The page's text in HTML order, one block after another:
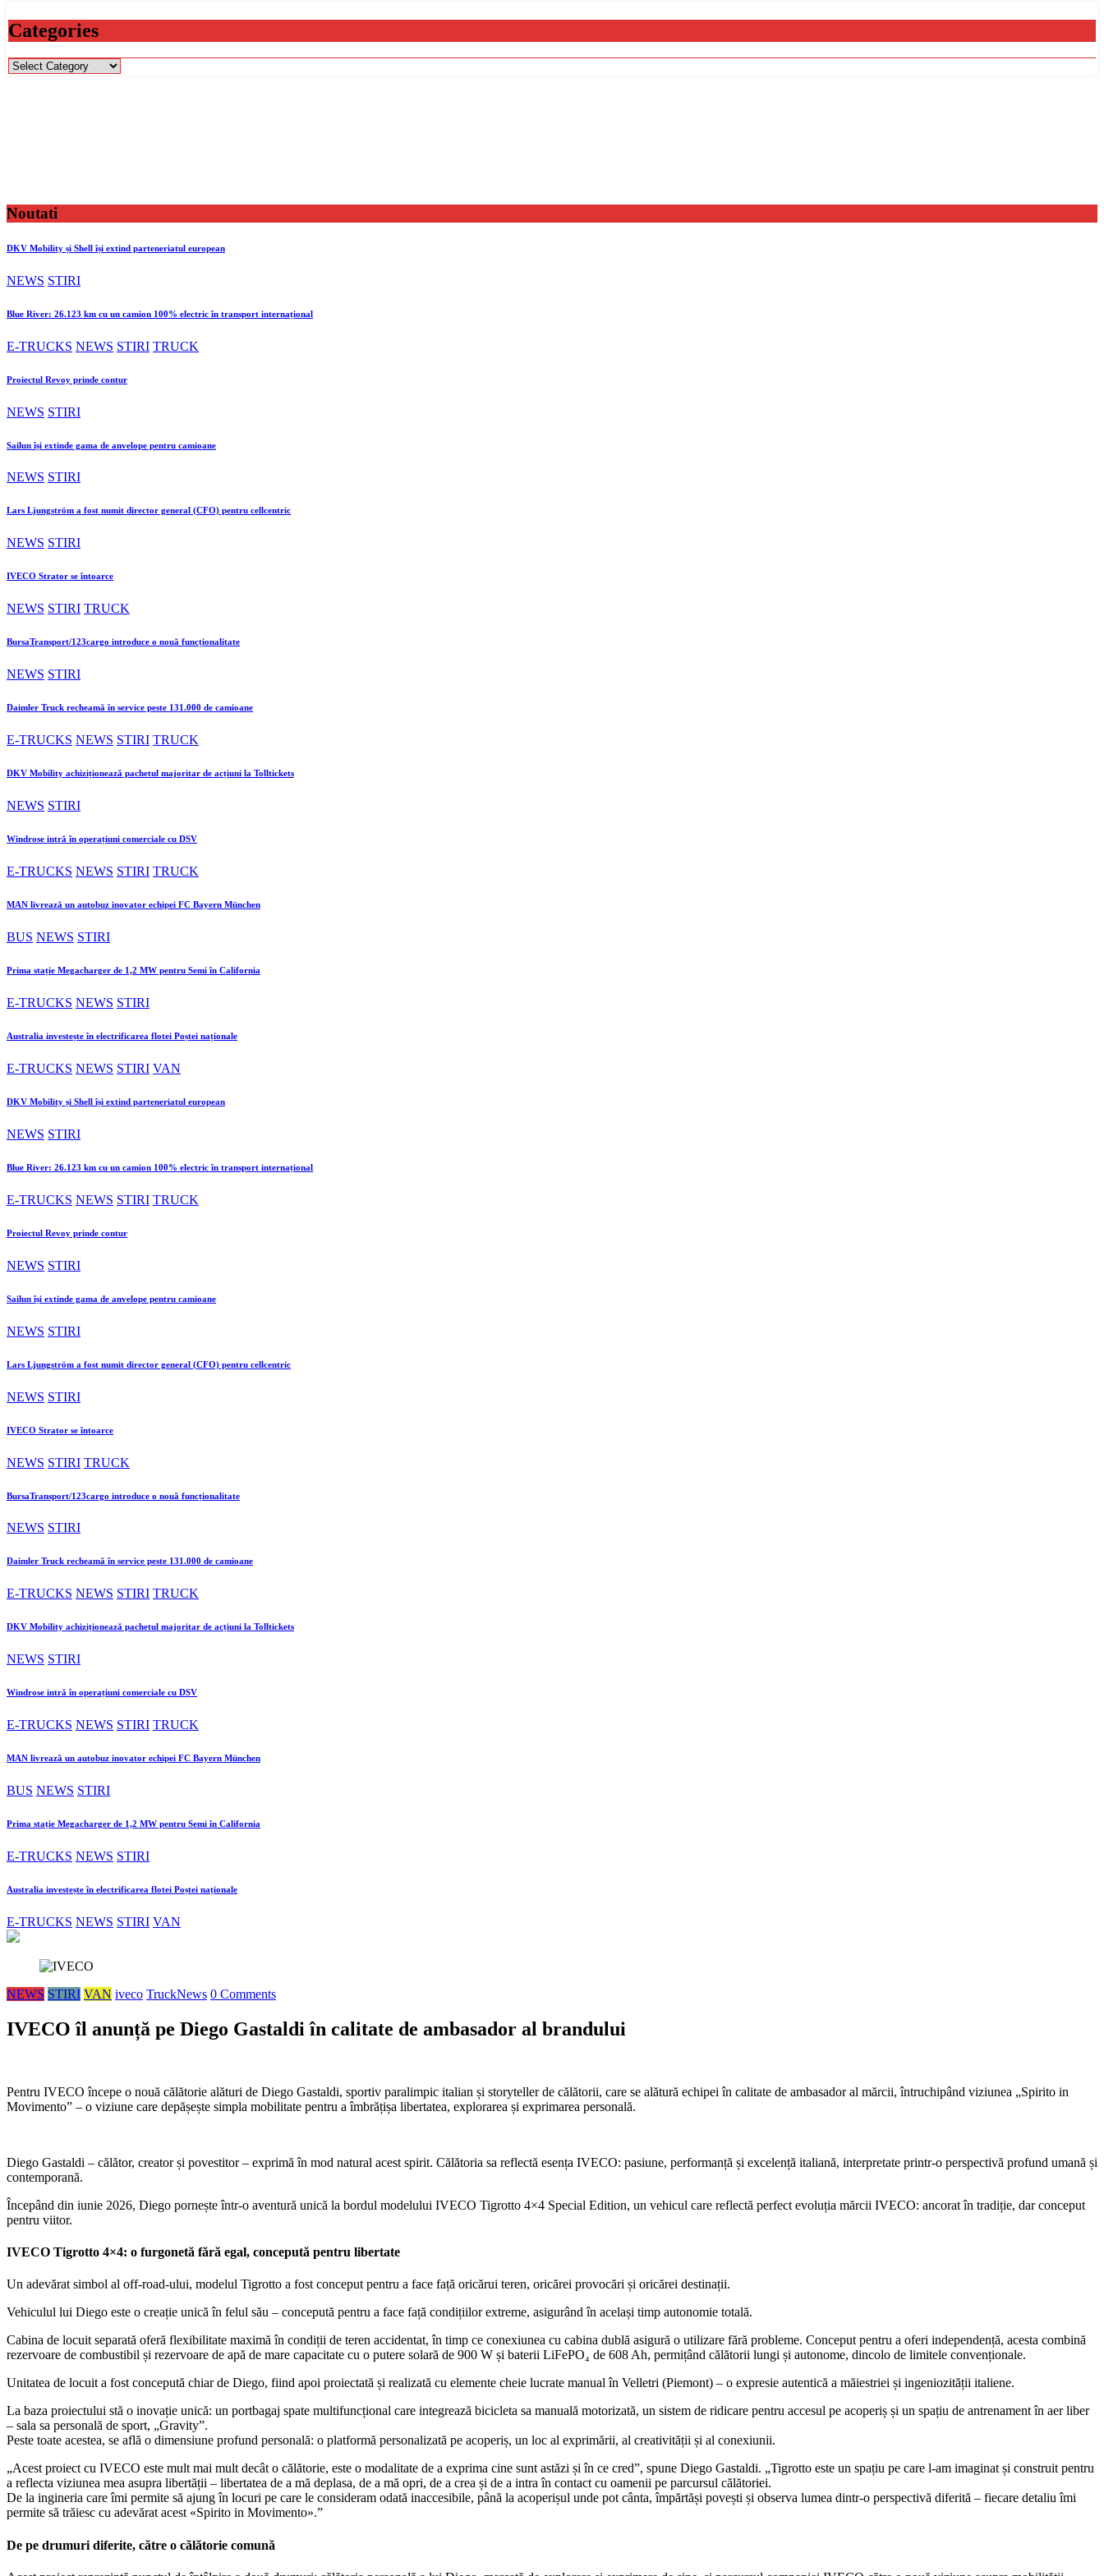
Categories
Categories
Noutati
DKV Mobility și Shell își extind parteneriatul european
NEWS STIRI
Blue River: 26.123 km cu un camion 100% electric în transport internațional
E-TRUCKS NEWS STIRI TRUCK
Proiectul Revoy prinde contur
NEWS STIRI
Sailun își extinde gama de anvelope pentru camioane
NEWS STIRI
Lars Ljungström a fost numit director general (CFO) pentru cellcentric
NEWS STIRI
IVECO Strator se întoarce
NEWS STIRI TRUCK
BursaTransport/123cargo introduce o nouă funcționalitate
NEWS STIRI
Daimler Truck recheamă în service peste 131.000 de camioane
E-TRUCKS NEWS STIRI TRUCK
DKV Mobility achiziționează pachetul majoritar de acțiuni la Tolltickets
NEWS STIRI
Windrose intră în operațiuni comerciale cu DSV
E-TRUCKS NEWS STIRI TRUCK
MAN livrează un autobuz inovator echipei FC Bayern München
BUS NEWS STIRI
Prima stație Megacharger de 1,2 MW pentru Semi în California
E-TRUCKS NEWS STIRI
Australia investește în electrificarea flotei Poștei naționale
E-TRUCKS NEWS STIRI VAN
DKV Mobility și Shell își extind parteneriatul european
NEWS STIRI
Blue River: 26.123 km cu un camion 100% electric în transport internațional
E-TRUCKS NEWS STIRI TRUCK
Proiectul Revoy prinde contur
NEWS STIRI
Sailun își extinde gama de anvelope pentru camioane
NEWS STIRI
Lars Ljungström a fost numit director general (CFO) pentru cellcentric
NEWS STIRI
IVECO Strator se întoarce
NEWS STIRI TRUCK
BursaTransport/123cargo introduce o nouă funcționalitate
NEWS STIRI
Daimler Truck recheamă în service peste 131.000 de camioane
E-TRUCKS NEWS STIRI TRUCK
DKV Mobility achiziționează pachetul majoritar de acțiuni la Tolltickets
NEWS STIRI
Windrose intră în operațiuni comerciale cu DSV
E-TRUCKS NEWS STIRI TRUCK
MAN livrează un autobuz inovator echipei FC Bayern München
BUS NEWS STIRI
Prima stație Megacharger de 1,2 MW pentru Semi în California
E-TRUCKS NEWS STIRI
Australia investește în electrificarea flotei Poștei naționale
E-TRUCKS NEWS STIRI VAN
NEWS STIRI VAN iveco TruckNews 0 Comments
IVECO îl anunță pe Diego Gastaldi în calitate de ambasador al brandului
Pentru IVECO începe o nouă călătorie alături de Diego Gastaldi, sportiv paralimpic italian și storyteller de călătorii, care se alătură echipei în calitate de ambasador al mărcii, întruchipând viziunea „Spirito in
Movimento” – o viziune care depășește simpla mobilitate pentru a îmbrățișa libertatea, explorarea și exprimarea personală.
Diego Gastaldi – călător, creator și povestitor – exprimă în mod natural acest spirit. Călătoria sa reflectă esența IVECO: pasiune, performanță și excelență italiană, interpretate printr-o perspectivă profund umană și
contemporană.
Începând din iunie 2026, Diego pornește într-o aventură unică la bordul modelului IVECO Tigrotto 4×4 Special Edition, un vehicul care reflectă perfect evoluția mărcii IVECO: ancorat în tradiție, dar conceput
pentru viitor.
IVECO Tigrotto 4×4: o furgonetă fără egal, concepută pentru libertate
Un adevărat simbol al off-road-ului, modelul Tigrotto a fost conceput pentru a face față oricărui teren, oricărei provocări și oricărei destinații.
Vehiculul lui Diego este o creație unică în felul său – concepută pentru a face față condițiilor extreme, asigurând în același timp autonomie totală.
Cabina de locuit separată oferă flexibilitate maximă în condiții de teren accidentat, în timp ce conexiunea cu cabina dublă asigură o utilizare fără probleme. Conceput pentru a oferi independență, acesta combină
rezervoare de combustibil și rezervoare de apă de mare capacitate cu o putere solară de 900 W și baterii LiFePO₄ de 608 Ah, permițând călătorii lungi și autonome, dincolo de limitele convenționale.
Unitatea de locuit a fost concepută chiar de Diego, fiind apoi proiectată și realizată cu elemente cheie lucrate manual în Velletri (Piemont) – o expresie autentică a măiestriei și ingeniozității italiene.
La baza proiectului stă o inovație unică: un portbagaj spate multifuncțional care integrează bicicleta sa manuală motorizată, un sistem de ridicare pentru accesul pe acoperiș și un spațiu de antrenament în aer liber
– sala sa personală de sport, „Gravity”.
Peste toate acestea, se află o dimensiune profund personală: o platformă personalizată pe acoperiș, un loc al exprimării, al creativității și al conexiunii.
„Acest proiect cu IVECO este mult mai mult decât o călătorie, este o modalitate de a exprima cine sunt astăzi și în ce cred”, spune Diego Gastaldi. „Tigrotto este un spațiu pe care l-am imaginat și construit pentru
a reflecta viziunea mea asupra libertății – libertatea de a mă deplasa, de a mă opri, de a crea și de a intra în contact cu oamenii pe parcursul călătoriei.
De la ingineria care îmi permite să ajung în locuri pe care le consideram odată inaccesibile, până la acoperișul unde pot cânta, împărtăși povești și observa lumea dintr-o perspectivă diferită – fiecare detaliu îmi
permite să trăiesc cu adevărat acest «Spirito in Movimento».”
De pe drumuri diferite, către o călătorie comună